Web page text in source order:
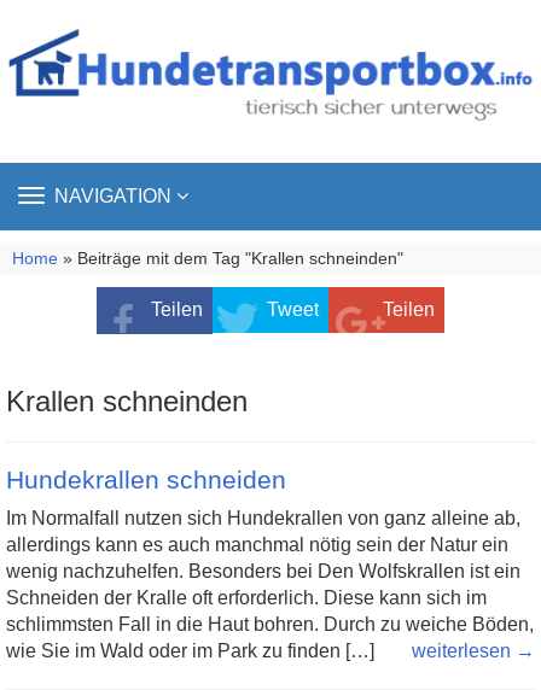
TOGGLE
NAVIGATION
Home » Beiträge mit dem Tag "Krallen schneinden"
Teilen Tweet Teilen
Krallen schneinden
Hundekrallen schneiden
Im Normalfall nutzen sich Hundekrallen von ganz alleine ab,
allerdings kann es auch manchmal nötig sein der Natur ein
wenig nachzuhelfen. Besonders bei Den Wolfskrallen ist ein
Schneiden der Kralle oft erforderlich. Diese kann sich im
schlimmsten Fall in die Haut bohren. Durch zu weiche Böden,
wie Sie im Wald oder im Park zu finden […]
weiterlesen →